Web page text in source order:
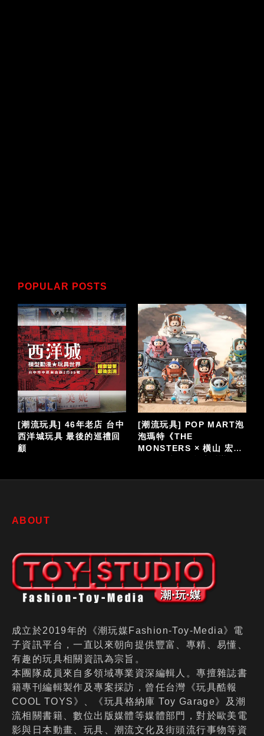
POPULAR POSTS
[潮流玩具] 46年老店 台中
西洋城玩具 最後的巡禮回
顧
[潮流玩具] POP MART泡
泡瑪特《THE
MONSTERS × 橫山 宏
ABOUT
成立於2019年的《潮玩媒Fashion-Toy-Media》電
子資訊平台，一直以來朝向提供豐富、專精、易懂、
有趣的玩具相關資訊為宗旨。
本團隊成員來自多領域專業資深編輯人。專擅雜誌書
籍專刊編輯製作及專案採訪，曾任台灣《玩具酷報
COOL TOYS》、《玩具格納庫 Toy Garage》及潮
流相關書籍、數位出版媒體等媒體部門，對於歐美電
影與日本動畫、玩具、潮流文化及街頭流行事物等資